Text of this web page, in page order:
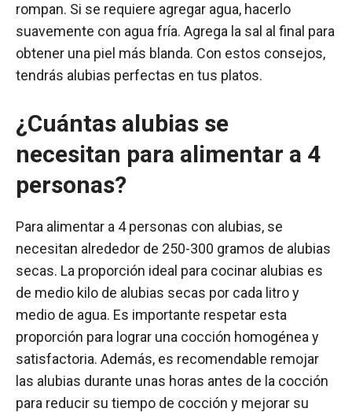
rompan. Si se requiere agregar agua, hacerlo
suavemente con agua fría. Agrega la sal al final para
obtener una piel más blanda. Con estos consejos,
tendrás alubias perfectas en tus platos.
¿Cuántas alubias se
necesitan para alimentar a 4
personas?
Para alimentar a 4 personas con alubias, se
necesitan alrededor de 250-300 gramos de alubias
secas. La proporción ideal para cocinar alubias es
de medio kilo de alubias secas por cada litro y
medio de agua. Es importante respetar esta
proporción para lograr una cocción homogénea y
satisfactoria. Además, es recomendable remojar
las alubias durante unas horas antes de la cocción
para reducir su tiempo de cocción y mejorar su